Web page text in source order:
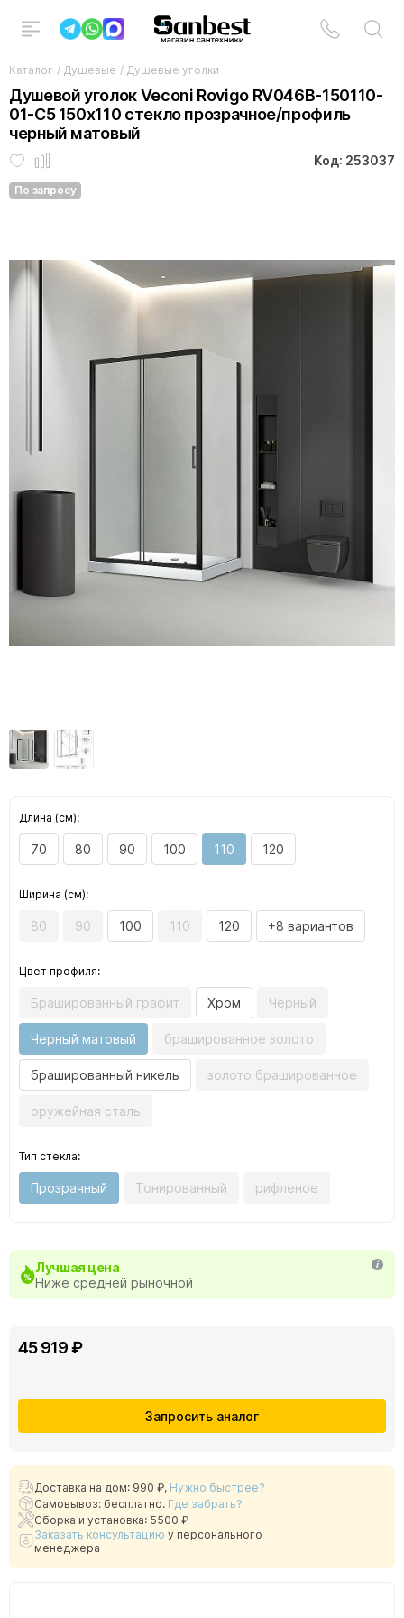
Каталог / Душевые / Душевые уголки
Душевой уголок Veconi Rovigo RV046B-150110-
01-C5 150х110 стекло прозрачное/профиль
черный матовый
Код: 253037
По запросу
Длина (см):
70 80 90 100 110 120
Ширина (см):
80 90 100 110 120 +8 вариантов
Цвет профиля:
Брашированный графит Хром Черный
Черный матовый брашированное золото
брашированный никель золото брашированное
оружейная сталь
Тип стекла:
Прозрачный Тонированный рифленое
Лучшая цена
Ниже средней рыночной
45 919 ₽
Запросить аналог
Доставка на дом: 990 ₽, Нужно быстрее?
Самовывоз: бесплатно. Где забрать?
Сборка и установка: 5500 ₽
Заказать консультацию у персонального
менеджера